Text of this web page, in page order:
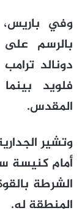
وفي باريس،
بالرسم على
دونالد
فلويد
المقدس.
وتشير
أمام كنيسة
الشرطة
المنطقة له.